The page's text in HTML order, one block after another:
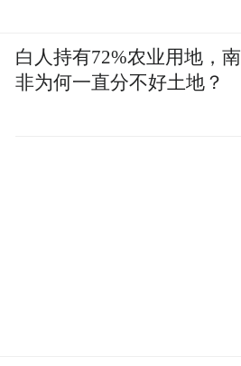
白人持有72%农业用地，南
非为何一直分不好土地？